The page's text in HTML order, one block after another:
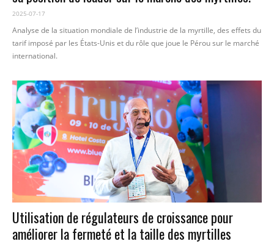
2025-07-17
Analyse de la situation mondiale de l’industrie de la myrtille, des effets du
tarif imposé par les États-Unis et du rôle que joue le Pérou sur le marché
international.
Utilisation de régulateurs de croissance pour
améliorer la fermeté et la taille des myrtilles